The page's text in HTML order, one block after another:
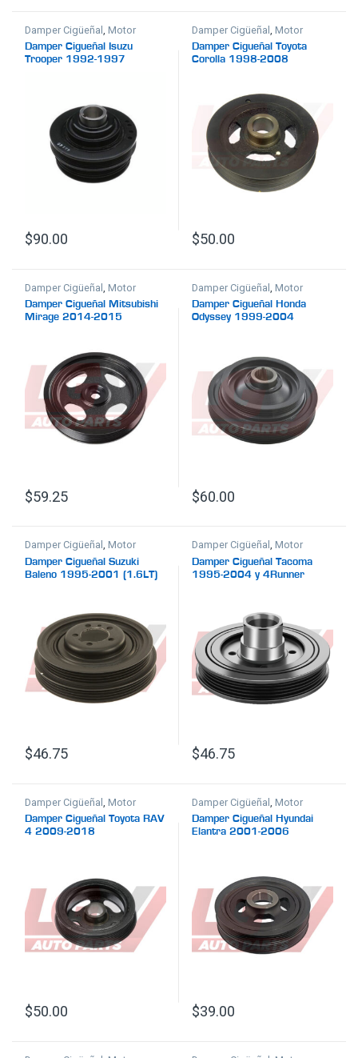
Damper Cigüeñal Motor
Damper Cigueñal Isuzu
Trooper 1992-1997
$90.00
Damper Cigüeñal Motor
Damper Cigueñal Toyota
Corolla 1998-2008
$50.00
Damper Cigüeñal Motor
Damper Cigueñal Mitsubishi
Mirage 2014-2015
$59.25
Damper Cigüeñal Motor
Damper Cigueñal Honda
Odyssey 1999-2004
$60.00
Damper Cigüeñal , Motor
Damper Cigueñal Suzuki
Baleno 1995-2001 (1.6LT)
$46.75
Damper Cigüeñal , Motor
Damper Cigueñal Tacoma
1995-2004 y 4Runner
$46.75
Damper Cigüeñal , Motor
Damper Cigueñal Toyota RAV
4 2009-2018
$50.00
Damper Cigüeñal , Motor
Damper Cigueñal Hyundai
Elantra 2001-2006
$39.00